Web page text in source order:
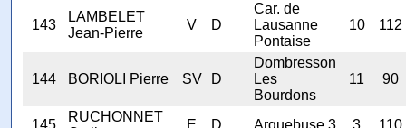
143
LAMBELET
Jean-Pierre
V D
Car. de
Lausanne
Pontaise
10 112
144 BORIOLI Pierre SV D
Dombresson
Les
Bourdons
11 90
RUCHONNET